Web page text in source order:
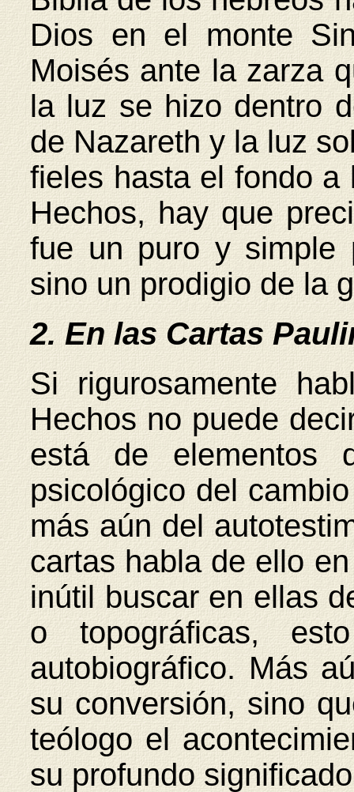
Dios en el monte
Moisés ante la zarza
la luz se hizo dentro
de Nazareth y la luz
fieles hasta el fondo
Hechos, hay que
fue un puro y simple
sino un prodigio de la
2. En las Cartas
Si rigurosamente
Hechos no puede
está de elementos
psicológico del
más aún del
cartas habla de ello
inútil buscar en ellas
o topográficas,
autobiográfico. Más
su conversión, sino
teólogo el
su profundo